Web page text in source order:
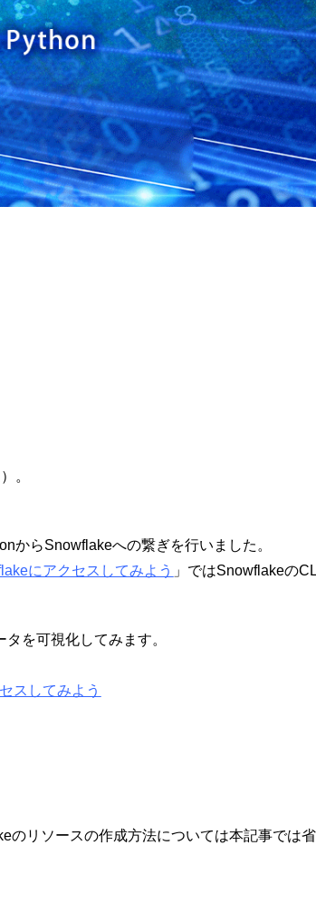
。
からSnowflakeへの繋ぎを行いました。
にアクセスしてみよう 」ではSnowflakeの
を可視化してみます。
スしてみよう
リソースの作成方法については本記事では省